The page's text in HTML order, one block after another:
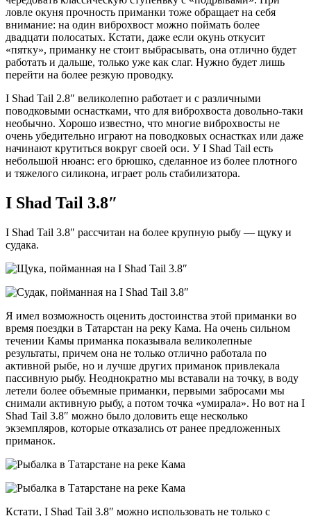
ловле окуня прочность приманки тоже обращает на себя
внимание: на один виброхвост можно поймать более
двадцати полосатых. Кстати, даже если окунь откусит
«пятку», приманку не стоит выбрасывать, она отлично будет
работать и дальше, только уже как слаг. Нужно будет лишь
перейти на более резкую проводку.
I Shad Tail 2.8″ великолепно работает и с различными
поводковыми оснастками, что для виброхвоста довольно-таки
необычно. Хорошо известно, что многие виброхвосты не
очень убедительно играют на поводковых оснастках или даже
начинают крутиться вокруг своей оси. У I Shad Tail есть
небольшой нюанс: его брюшко, сделанное из более плотного
и тяжелого силикона, играет роль стабилизатора.
I Shad Tail 3.8″
I Shad Tail 3.8″ рассчитан на более крупную рыбу — щуку и
судака.
Я имел возможность оценить достоинства этой приманки во
время поездки в Татарстан на реку Кама. На очень сильном
течении Камы приманка показывала великолепные
результаты, причем она не только отлично работала по
активной рыбе, но и лучше других приманок привлекала
пассивную рыбу. Неоднократно мы вставали на точку, в воду
летели более объемные приманки, первыми забросами мы
снимали активную рыбу, а потом точка «умирала». Но вот на I
Shad Tail 3.8″ можно было доловить еще несколько
экземпляров, которые отказались от ранее предложенных
приманок.
Кстати, I Shad Tail 3.8″ можно использовать не только с